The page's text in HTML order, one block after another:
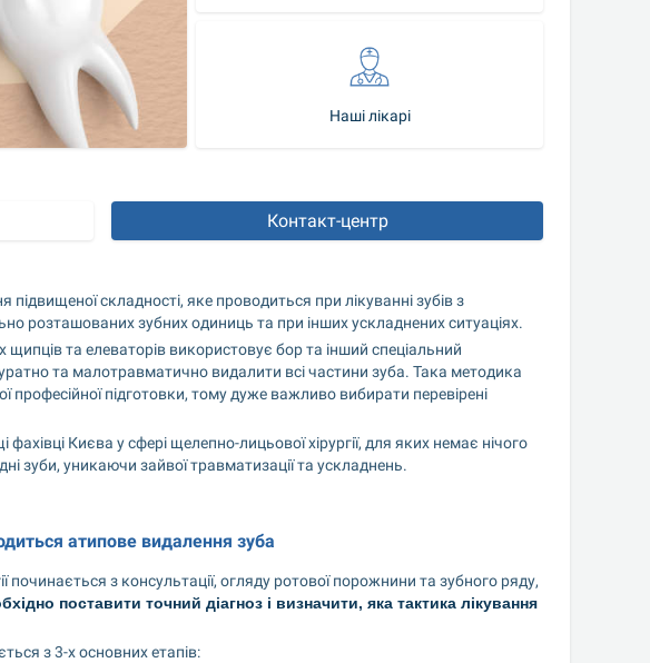
Наші лікарі
Контакт-центр
складності, яке проводиться при лікуванні зубів з
розташованих зубних одиниць та при інших ускладнених ситуаціях.
та елеваторів використовує бор та інший спеціальний
та малотравматично видалити всі частини зуба. Така методика
професійної підготовки, тому дуже важливо вибирати перевірені
Києва у сфері щелепно-лицьової хірургії, для яких немає нічого
зуби, уникаючи зайвої травматизації та ускладнень.
атипове видалення зуба
починається з консультації, огляду ротової порожнини та зубного ряду,
поставити точний діагноз і визначити, яка тактика лікування
з 3-х основних етапів: